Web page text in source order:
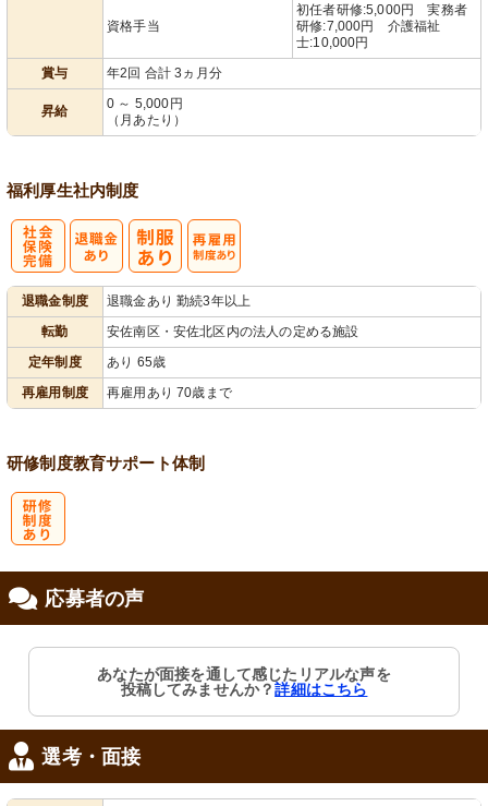
資格手当
初任者研修:5,000円 実務者
研修:7,000円 介護福祉
士:10,000円
賞与
年2回 合計 3ヵ月分
昇給
0 ～ 5,000円
（月あたり）
福利厚生社内制度
退職金制度
退職金あり 勤続3年以上
転勤
安佐南区・安佐北区内の法人の定める施設
定年制度
あり 65歳
再雇用制度
再雇用あり 70歳まで
研修制度教育サポート体制
応募者の声
あなたが面接を通して感じたリアルな声を
投稿してみませんか？詳細はこちら
選考・面接